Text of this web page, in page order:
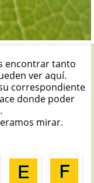
encontrar tanto
ver aquí.
correspondiente
donde poder
mirar.